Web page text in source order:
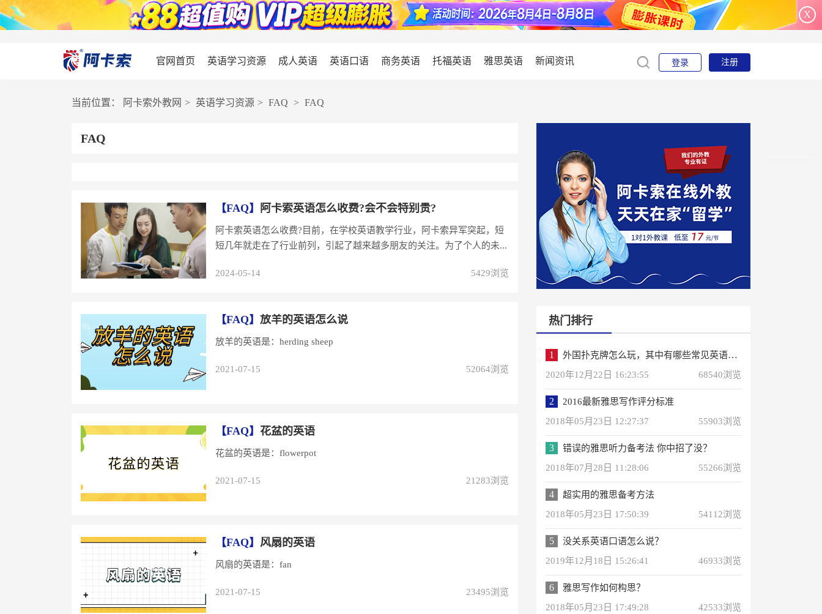
官网首页 英语学习资源 成人英语 英语口语 商务英语 托福英语 雅思英语 新闻资讯 登录 注册
当前位置： 阿卡索外教网 > 英语学习资源 > FAQ > FAQ
FAQ
【FAQ】 阿卡索英语怎么收费?会不会特别贵?
阿卡索英语怎么收费?目前，在学校英语教学行业，阿卡索异军突起，短
短几年就走在了行业前列，引起了越来越多朋友的关注。为了个人的未...
2024-05-14 5429浏览
【FAQ】 放羊的英语怎么说
放羊的英语是：herding sheep
2021-07-15 52064浏览
【FAQ】 花盆的英语
花盆的英语是：flowerpot
2021-07-15 21283浏览
【FAQ】 风扇的英语
风扇的英语是：fan
2021-07-15 23495浏览
热门排行
1
外国扑克牌怎么玩，其中有哪些常见英语词汇？
2020年12月22日 16:23:55
68540浏览
2
2016最新雅思写作评分标准
2018年05月23日 12:27:37
55903浏览
3
错误的雅思听力备考法 你中招了没？
2018年07月28日 11:28:06
55266浏览
4
超实用的雅思备考方法
2018年05月23日 17:50:39
54112浏览
5
没关系英语口语怎么说？
2019年12月18日 15:26:41
46933浏览
6
雅思写作如何构思？
2018年05月23日 17:49:28
42533浏览
X